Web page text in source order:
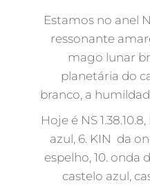
Estamos no anel
ressonante
mago lunar
planetária do
branco, a
Hoje é NS
azul, 6. KIN da
espelho, 10. onda
castelo azul,